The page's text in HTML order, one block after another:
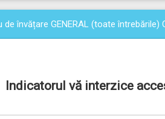
de învățare GENERAL (toate întrebările)
Indicatorul vă interzice